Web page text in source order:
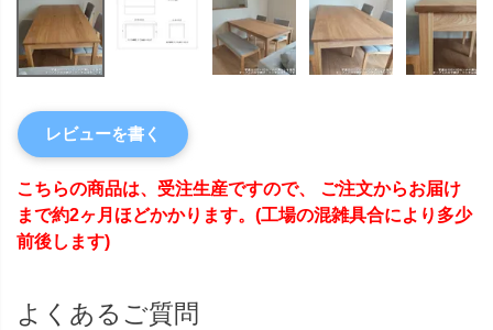
レビューを書く
こちらの商品は、受注生産ですので、 ご注文からお届け
まで約2ヶ月ほどかかります。(工場の混雑具合により多少
前後します)
よくあるご質問